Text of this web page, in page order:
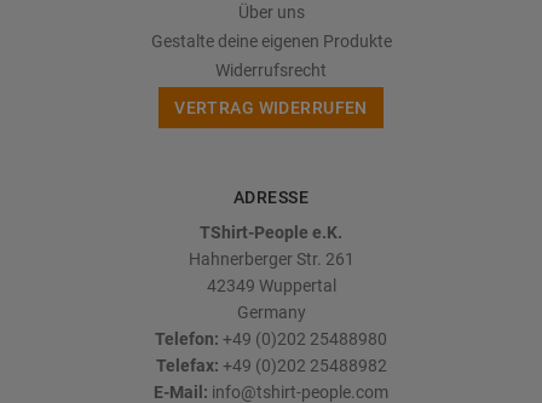
Über uns
Gestalte deine eigenen Produkte
Widerrufsrecht
VERTRAG WIDERRUFEN
ADRESSE
TShirt-People e.K.
Hahnerberger Str. 261
42349 Wuppertal
Germany
Telefon: +49 (0)202 25488980
Telefax: +49 (0)202 25488982
E-Mail: info@tshirt-people.com